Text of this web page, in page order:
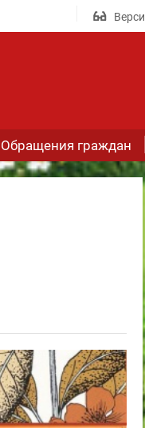
Обращения граждан